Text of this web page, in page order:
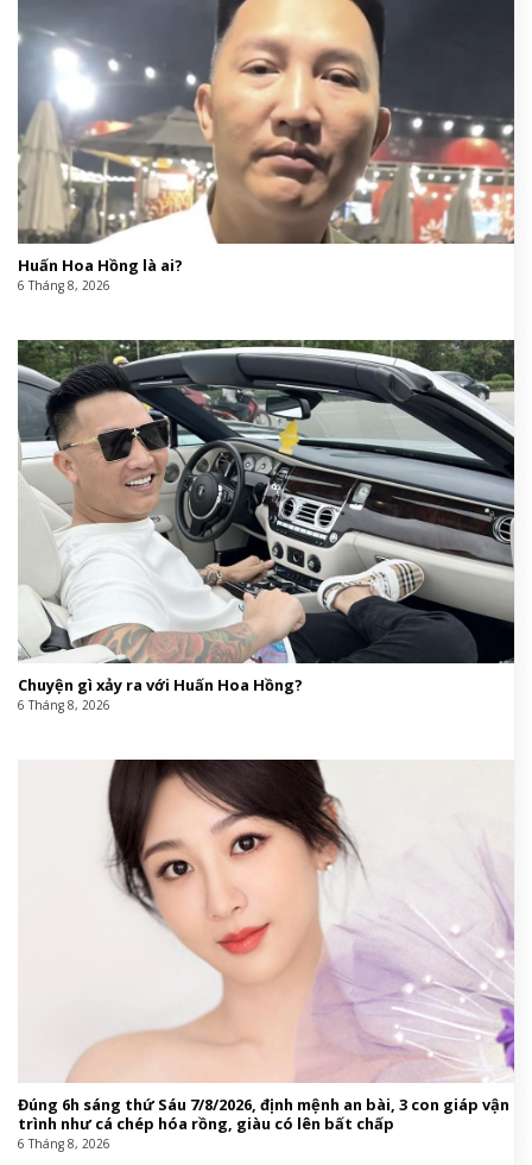
Huấn Hoa Hồng là ai?
6 Tháng 8, 2026
Chuyện gì xảy ra với Huấn Hoa Hồng?
6 Tháng 8, 2026
Đúng 6h sáng thứ Sáu 7/8/2026, định mệnh an bài, 3 con giáp vận
trình như cá chép hóa rồng, giàu có lên bất chấp
6 Tháng 8, 2026